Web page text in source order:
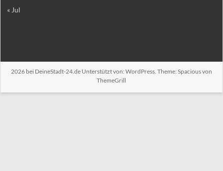
« Jul
2026 bei DeineStadt-24.deUnterstützt von: WordPress. Theme: Spacious von
ThemeGrill